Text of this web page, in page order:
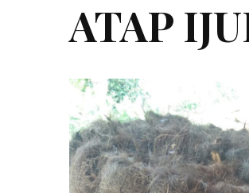
ATAP